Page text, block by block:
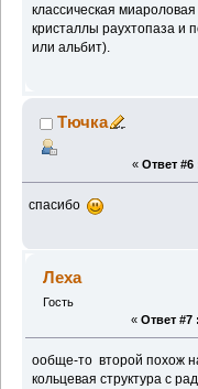
классическая
кристаллы раухтопаза и
или альбит).
Тючка
« Ответ #6
спасибо
Леха
Гость
« Ответ #7 :
ообще-то второй похож
кольцевая структура с